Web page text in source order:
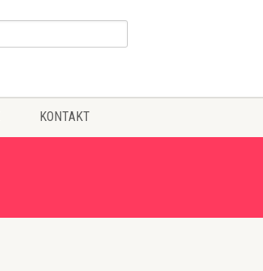
KONTAKT